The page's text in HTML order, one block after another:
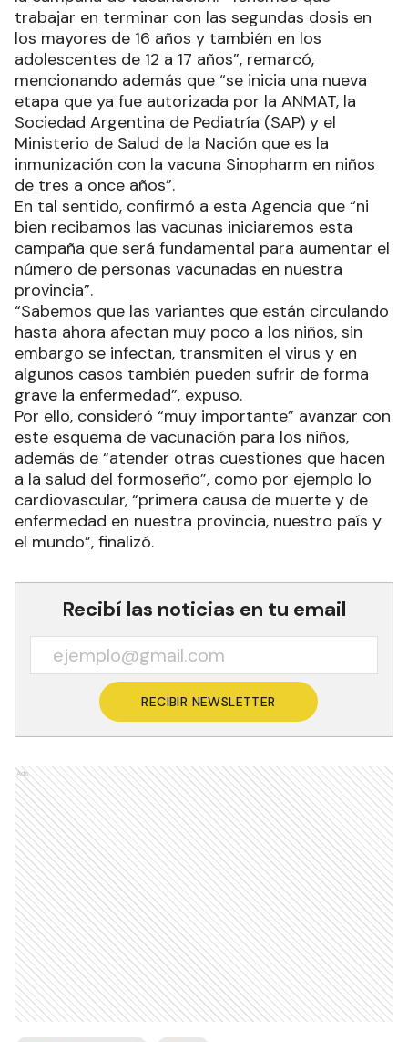
trabajar en terminar con las segundas dosis en
los mayores de 16 años y también en los
adolescentes de 12 a 17 años”, remarcó,
mencionando además que “se inicia una nueva
etapa que ya fue autorizada por la ANMAT, la
Sociedad Argentina de Pediatría (SAP) y el
Ministerio de Salud de la Nación que es la
inmunización con la vacuna Sinopharm en niños
de tres a once años”.
En tal sentido, confirmó a esta Agencia que “ni
bien recibamos las vacunas iniciaremos esta
campaña que será fundamental para aumentar el
número de personas vacunadas en nuestra
provincia”.
“Sabemos que las variantes que están circulando
hasta ahora afectan muy poco a los niños, sin
embargo se infectan, transmiten el virus y en
algunos casos también pueden sufrir de forma
grave la enfermedad”, expuso.
Por ello, consideró “muy importante” avanzar con
este esquema de vacunación para los niños,
además de “atender otras cuestiones que hacen
a la salud del formoseño”, como por ejemplo lo
cardiovascular, “primera causa de muerte y de
enfermedad en nuestra provincia, nuestro país y
el mundo”, finalizó.
Recibí las noticias en tu email
RECIBIR NEWSLETTER
Ads